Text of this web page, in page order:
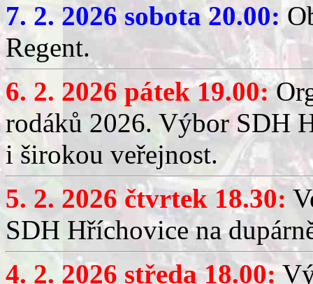
7. 2. 2026 sobota 20.00:
Regent.
6. 2. 2026 pátek 19.00:
rodáků 2026. Výbor SDH
i širokou veřejnost.
5. 2. 2026 čtvrtek 18.30:
SDH Hříchovice na
4. 2. 2026 středa 18.00: